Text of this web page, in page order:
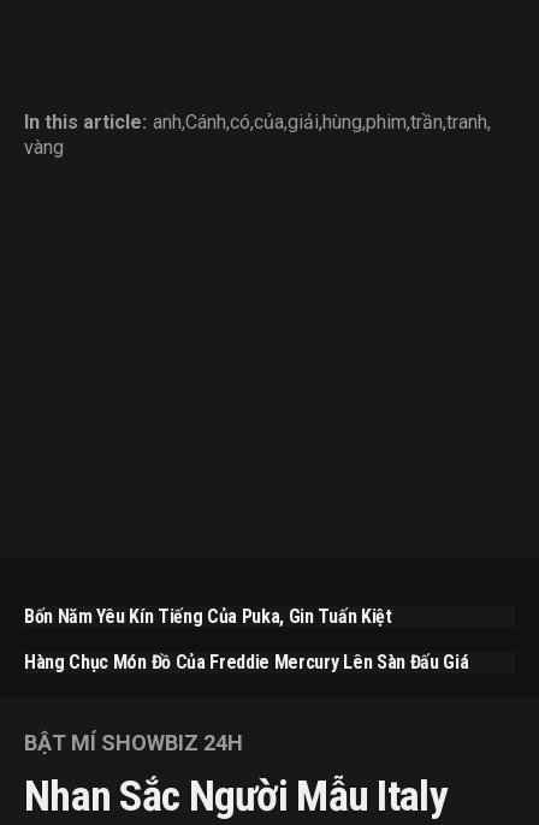
In this article: anh,Cánh,có,của,giải,hùng,phim,trần,tranh,
vàng
Bốn Năm Yêu Kín Tiếng Của Puka, Gin Tuấn Kiệt
Hàng Chục Món Đồ Của Freddie Mercury Lên Sàn Đấu Giá
BẬT MÍ SHOWBIZ 24H
Nhan Sắc Người Mẫu Italy